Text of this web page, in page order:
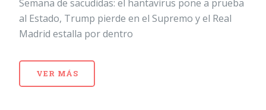
Semana de sacudidas: el hantavirus pone a prueba
al Estado, Trump pierde en el Supremo y el Real
Madrid estalla por dentro
VER MÁS